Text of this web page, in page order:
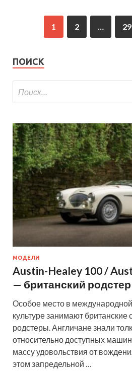
1 2 29
ПОИСК
МОДЕЛИ
Austin-Healey 100 /
— британский
Особое место в
культуре занимают британские
родстеры. Англичане знали
относительно доступных
массу удовольствия от
этом запредельной …